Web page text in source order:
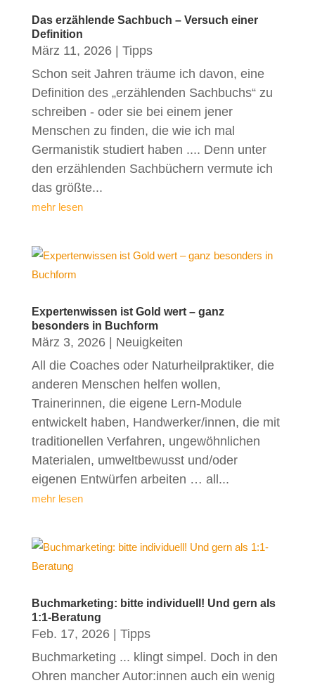
Das erzählende Sachbuch – Versuch einer
Definition
März 11, 2026| Tipps
Schon seit Jahren träume ich davon, eine
Definition des „erzählenden Sachbuchs“ zu
schreiben - oder sie bei einem jener
Menschen zu finden, die wie ich mal
Germanistik studiert haben .... Denn unter
den erzählenden Sachbüchern vermute ich
das größte...
mehr lesen
Expertenwissen ist Gold wert – ganz
besonders in Buchform
März 3, 2026| Neuigkeiten
All die Coaches oder Naturheilpraktiker, die
anderen Menschen helfen wollen,
Trainerinnen, die eigene Lern-Module
entwickelt haben, Handwerker/innen, die mit
traditionellen Verfahren, ungewöhnlichen
Materialen, umweltbewusst und/oder
eigenen Entwürfen arbeiten … all...
mehr lesen
Buchmarketing: bitte individuell! Und gern als
1:1-Beratung
Feb. 17, 2026| Tipps
Buchmarketing ... klingt simpel. Doch in den
Ohren mancher Autor:innen auch ein wenig